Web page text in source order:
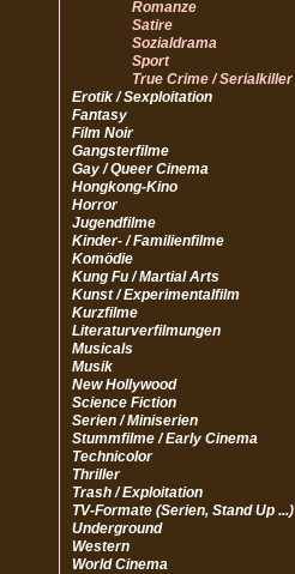
Romanze
Satire
Sozialdrama
Sport
True Crime / Serialkiller
Erotik / Sexploitation
Fantasy
Film Noir
Gangsterfilme
Gay / Queer Cinema
Hongkong-Kino
Horror
Jugendfilme
Kinder- / Familienfilme
Komödie
Kung Fu / Martial Arts
Kunst / Experimentalfilm
Kurzfilme
Literaturverfilmungen
Musicals
Musik
New Hollywood
Science Fiction
Serien / Miniserien
Stummfilme / Early Cinema
Technicolor
Thriller
Trash / Exploitation
TV-Formate (Serien, Stand Up ...)
Underground
Western
World Cinema